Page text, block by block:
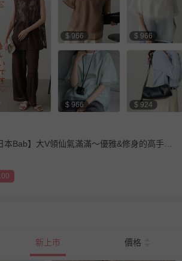
$ 966
$ 966
$ 966
$ 924
Bab】大V領仙氣滿滿～優雅&修身的高手穿
新上市 價格